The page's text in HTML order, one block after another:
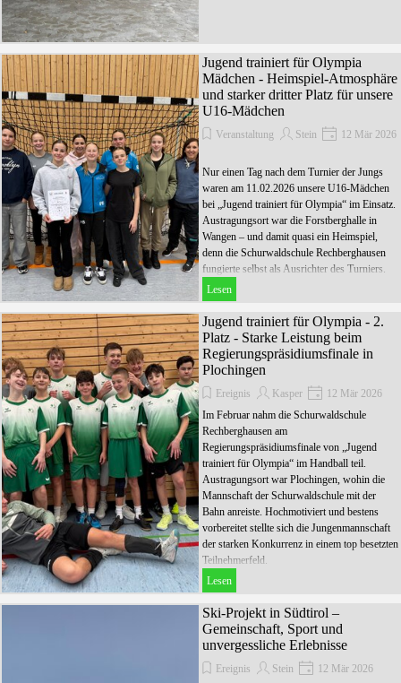
Jugend trainiert für Olympia
Mädchen - Heimspiel-Atmosphäre
und starker dritter Platz für unsere
U16-Mädchen
Veranstaltung Stein 12 Mär 2026
Nur einen Tag nach dem Turnier der Jungs
waren am 11.02.2026 unsere U16-Mädchen
bei „Jugend trainiert für Olympia“ im Einsatz.
Austragungsort war die Forstberghalle in
Wangen – und damit quasi ein Heimspiel,
denn die Schurwaldschule Rechberghausen
fungierte selbst als Ausrichter des Turniers.
Lesen
Jugend trainiert für Olympia - 2.
Platz - Starke Leistung beim
Regierungspräsidiumsfinale in
Plochingen
Ereignis Kasper
12 Mär 2026
Im Februar nahm die Schurwaldschule
Rechberghausen am
Regierungspräsidiumsfinale von „Jugend
trainiert für Olympia“ im Handball teil.
Austragungsort war Plochingen, wohin die
Mannschaft der Schurwaldschule mit der
Bahn anreiste. Hochmotiviert und bestens
vorbereitet stellte sich die Jungenmannschaft
der starken Konkurrenz in einem top besetzten
Teilnehmerfeld.
Lesen
Ski-Projekt in Südtirol –
Gemeinschaft, Sport und
unvergessliche Erlebnisse
Ereignis Stein
12 Mär 2026